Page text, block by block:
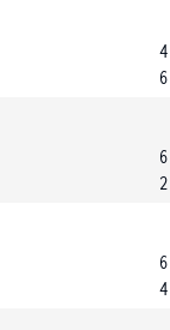
4
6
6
2
6
4